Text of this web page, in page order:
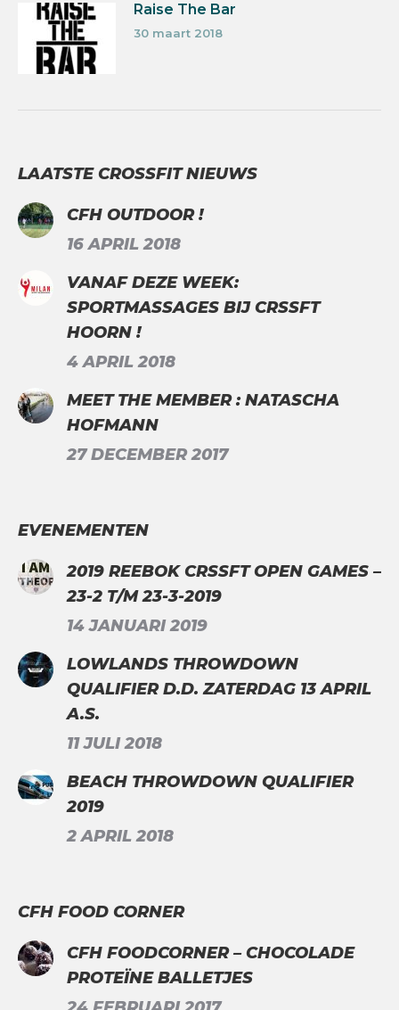
Raise The Bar
30 maart 2018
LAATSTE CROSSFIT NIEUWS
CFH OUTDOOR !
16 APRIL 2018
VANAF DEZE WEEK:
SPORTMASSAGES BIJ CRSSFT
HOORN !
4 APRIL 2018
MEET THE MEMBER : NATASCHA
HOFMANN
27 DECEMBER 2017
EVENEMENTEN
2019 REEBOK CRSSFT OPEN GAMES –
23-2 T/M 23-3-2019
14 JANUARI 2019
LOWLANDS THROWDOWN
QUALIFIER D.D. ZATERDAG 13 APRIL
A.S.
11 JULI 2018
BEACH THROWDOWN QUALIFIER
2019
2 APRIL 2018
CFH FOOD CORNER
CFH FOODCORNER – CHOCOLADE
PROTEÏNE BALLETJES